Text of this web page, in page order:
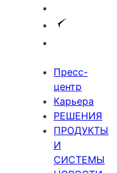
Пресс-
центр
Карьера
РЕШЕНИЯ
ПРОДУКТЫ
И
СИСТЕМЫ